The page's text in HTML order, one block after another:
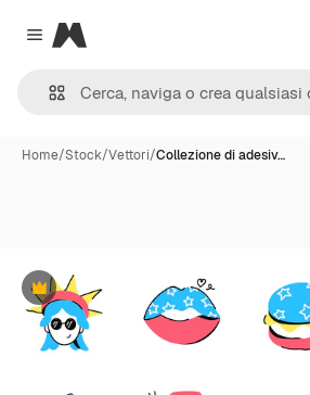
Close menu
Magnific
Home/Stock/Vettori/Collezione di adesiv…
Premium